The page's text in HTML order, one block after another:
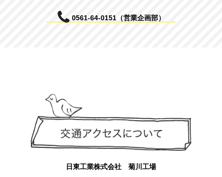
0561-64-0151（営業企画部）
日東工業株式会社 菊川工場